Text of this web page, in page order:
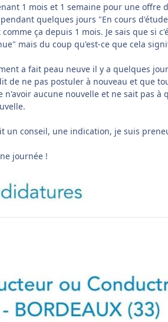
1 mois et 1 semaine pour une offre
quelques jours "En cours
ça depuis 1 mois. Je sais que si
mais du coup qu'est-ce que cela
a fait peau neuve il y a quelques
de ne pas postuler à nouveau et que
aucune nouvelle et ne sait pas à
un conseil, une indication, je suis
journée !